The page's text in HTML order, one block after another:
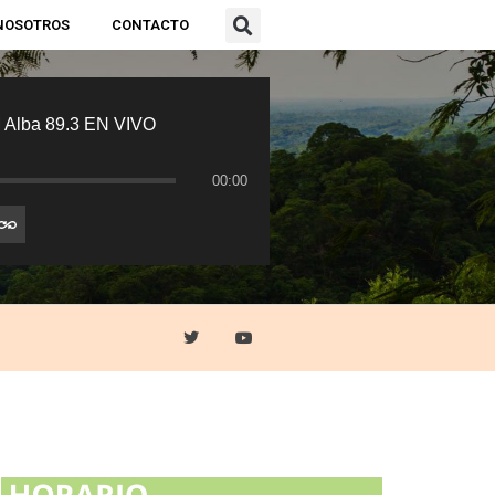
CONTACTO
Alba 89.3 EN VIVO
00:00